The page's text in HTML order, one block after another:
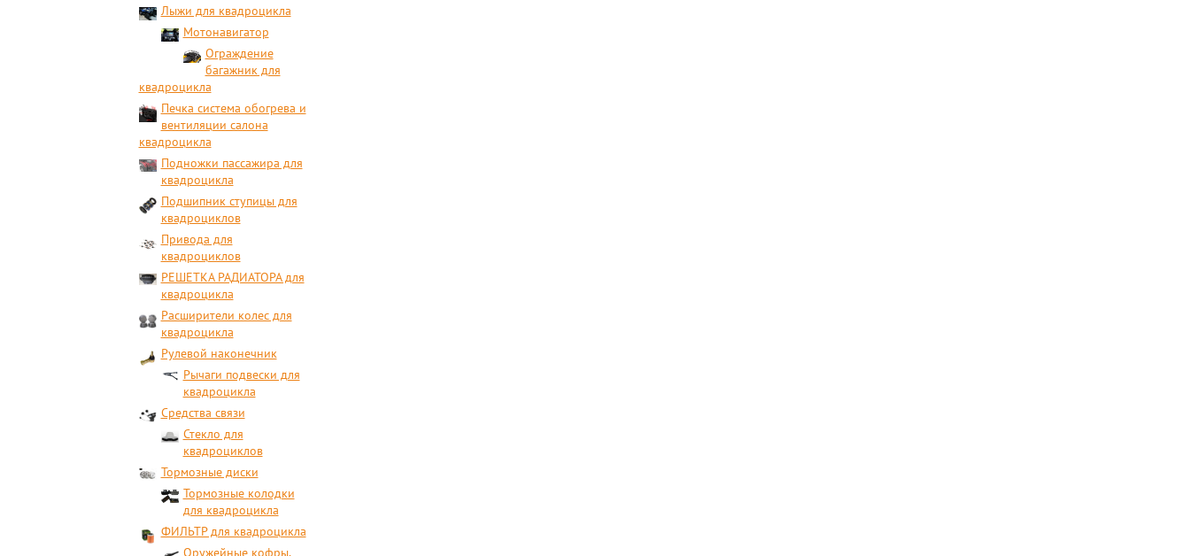
Лыжи для квадроцикла
Мотонавигатор
Ограждение
багажник для
квадроцикла
Печка система обогрева и
вентиляции салона
квадроцикла
Подножки пассажира для
квадроцикла
Подшипник ступицы для
квадроциклов
Привода для
квадроциклов
РЕШЕТКА РАДИАТОРА для
квадроцикла
Расширители колес для
квадроцикла
Рулевой наконечник
Рычаги подвески для
квадроцикла
Средства связи
Стекло для
квадроциклов
Тормозные диски
Тормозные колодки
для квадроцикла
ФИЛЬТР для квадроцикла
Оружейные кофры,